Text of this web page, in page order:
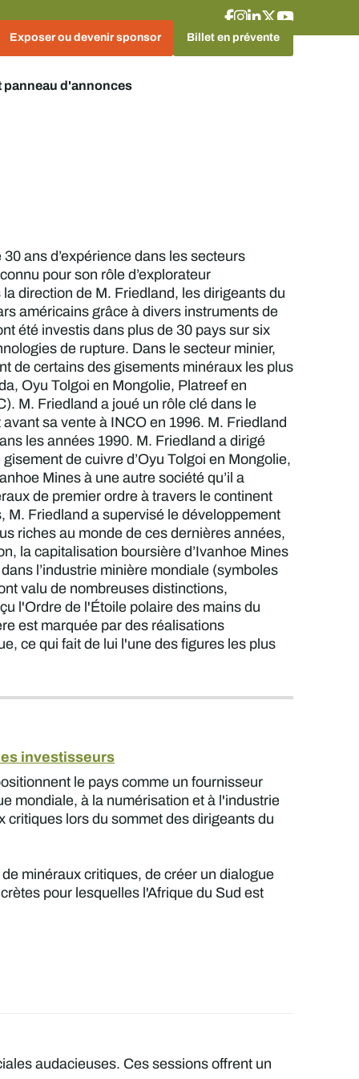
Exposer ou devenir sponsor Billet en prévente
panneau d'annonces
ans d’expérience dans les secteurs
pour son rôle d’explorateur
direction de M. Friedland, les dirigeants du
américains grâce à divers instruments de
été investis dans plus de 30 pays sur six
de rupture. Dans le secteur minier,
de certains des gisements minéraux les plus
Oyu Tolgoi en Mongolie, Platreef en
M. Friedland a joué un rôle clé dans le
sa vente à INCO en 1996. M. Friedland
les années 1990. M. Friedland a dirigé
de cuivre d’Oyu Tolgoi en Mongolie,
Mines à une autre société qu’il a
de premier ordre à travers le continent
Friedland a supervisé le développement
riches au monde de ces dernières années,
la capitalisation boursière d’Ivanhoe Mines
l’industrie minière mondiale (symboles
valu de nombreuses distinctions,
l'Ordre de l'Étoile polaire des mains du
est marquée par des réalisations
ce qui fait de lui l'une des figures les plus
investisseurs
le pays comme un fournisseur
mondiale, à la numérisation et à l'industrie
lors du sommet des dirigeants du
minéraux critiques, de créer un dialogue
pour lesquelles l'Afrique du Sud est
audacieuses. Ces sessions offrent un